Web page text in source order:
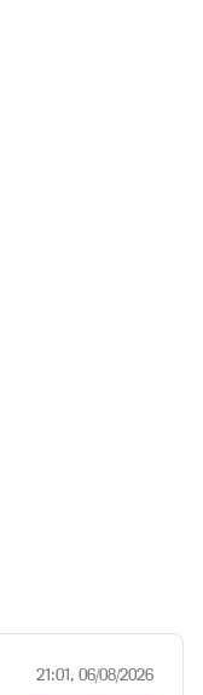
21:01, 06/08/2026